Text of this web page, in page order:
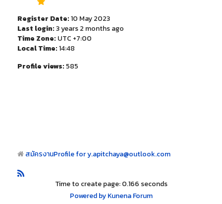
Register Date:10 May 2023
Last login:3 years 2 months ago
Time Zone: UTC +7:00
Local Time:14:48
Profile views: 585
สมัครงานProfile for y.apitchaya@outlook.com
Time to create page: 0.166 seconds
Powered by Kunena Forum